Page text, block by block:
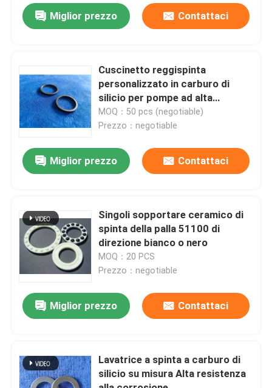
Prodotti
Manifestazione di VR
Chi siamo
Controllo di qualità
Contattaci
Richieda una citazione
608 cuscinetti ceramici
Miglior prezzo Contattaci
Cuscinetto reggispinta
personalizzato in carburo di
silicio per pompe ad alta
temperatura
MOQ：50 pcs (negotiable)
Prezzo：negotiable
Miglior prezzo Contattaci
Singoli sopportare ceramico di
spinta della palla 51100 di
direzione bianco o nero
MOQ：20 PCS
Prezzo：negotiable
Miglior prezzo Contattaci
Lavatrice a spinta a carburo di
silicio su misura Alta resistenza